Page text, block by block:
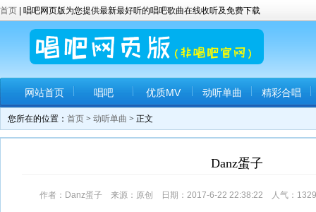
首页 | 唱吧网页版为您提供最新最好听的唱吧歌曲在线收听及免费下载
网站首页 唱吧 优质MV 动听单曲 精彩合唱
您所在的位置： 首页 > 动听单曲 > 正文
Danz蛋子
作者：Danz蛋子 来源：原创 日期：2017-6-22 22:38:22 人气： 1329